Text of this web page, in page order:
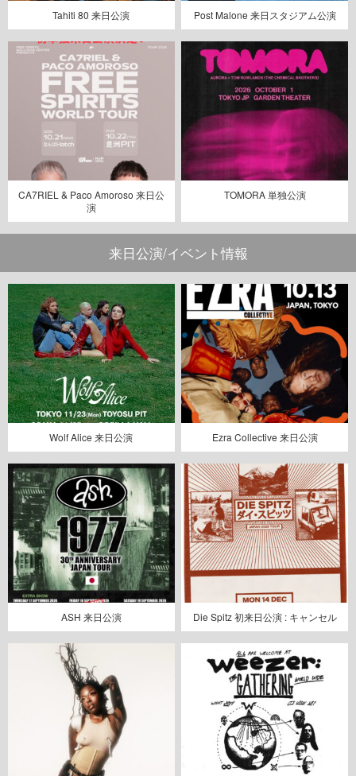
Tahiti 80 来日公演 Post Malone 来日スタジアム公演
CA7RIEL & Paco Amoroso 来日公
演
TOMORA 単独公演
来日公演/イベント情報
Wolf Alice 来日公演 Ezra Collective 来日公演
ASH 来日公演 Die Spitz 初来日公演 : キャンセル